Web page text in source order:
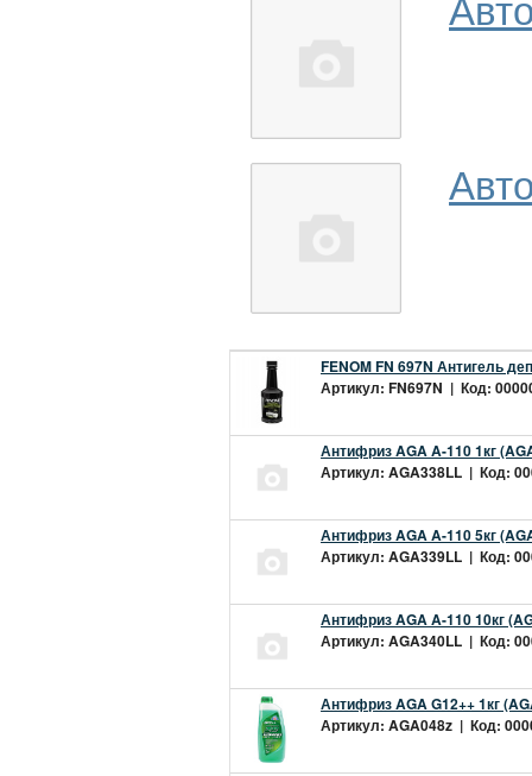
FENOM FN 697N Антигель
Артикул: FN697N | Код:
Антифриз AGA A-110 1кг
Артикул: AGA338LL | Код:
Антифриз AGA A-110 5кг
Артикул: AGA339LL | Код:
Антифриз AGA A-110 10кг
Артикул: AGA340LL | Код:
Антифриз AGA G12++ 1кг
Артикул: AGA048z | Код: